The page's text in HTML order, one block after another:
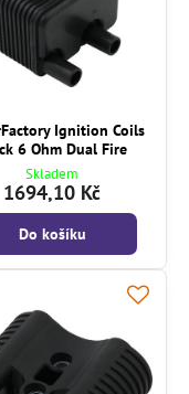
Ignition Coils
6 Ohm Dual Fire
Skladem
1694,10 Kč
Do košíku